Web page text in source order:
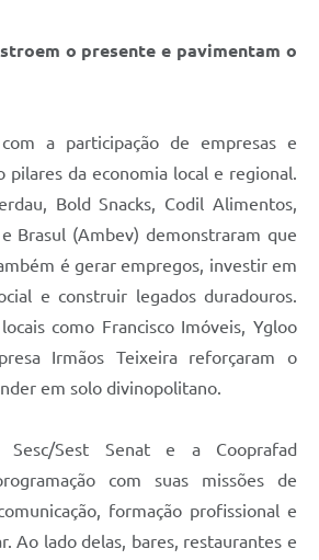
o presente e pavimentam o
a participação de empresas e
pilares da economia local e regional.
Bold Snacks, Codil Alimentos,
Brasul (Ambev) demonstraram que
é gerar empregos, investir em
e construir legados duradouros.
como Francisco Imóveis, Ygloo
Irmãos Teixeira reforçaram o
em solo divinopolitano.
Sesc/Sest Senat e a Cooprafad
com suas missões de
formação profissional e
Ao lado delas, bares, restaurantes e